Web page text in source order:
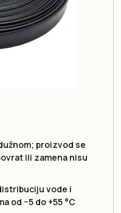
proizvod se
ili zamena nisu
vode i
od −5 do +55 °C